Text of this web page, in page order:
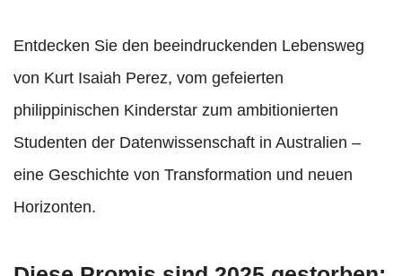
Entdecken Sie den beeindruckenden Lebensweg
von Kurt Isaiah Perez, vom gefeierten
philippinischen Kinderstar zum ambitionierten
Studenten der Datenwissenschaft in Australien –
eine Geschichte von Transformation und neuen
Horizonten.